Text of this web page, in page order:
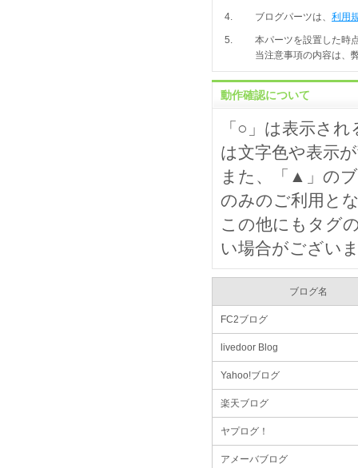
4. ブログパーツは、 利用
5.
本パーツを設置した時
当注意事項の内容は、
動作確認について
「○」は表示さ
は文字色や表示
また、「▲」の
のみのご利用と
この他にもタグ
い場合がござい
ブログ名
FC2ブログ
livedoor Blog
Yahoo!ブログ
楽天ブログ
ヤプログ！
アメーバブログ